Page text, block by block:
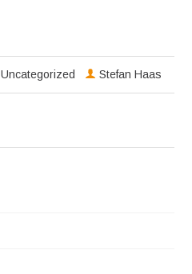
Uncategorized Stefan Haas